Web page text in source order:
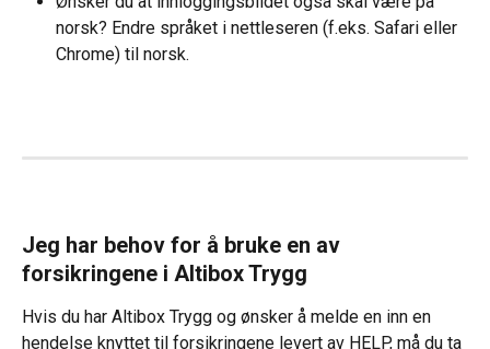
norsk? Endre språket i nettleseren (f.eks. Safari eller
Chrome) til norsk.
Jeg har behov for å bruke en av
forsikringene i Altibox Trygg
Hvis du har Altibox Trygg og ønsker å melde en inn en
hendelse knyttet til forsikringene levert av HELP, må du ta